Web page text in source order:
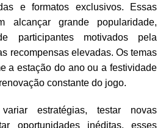
e formatos exclusivos. Essas
alcançar grande popularidade,
participantes motivados pela
recompensas elevadas. Os temas
a estação do ano ou a festividade
constante do jogo.
estratégias, testar novas
oportunidades inéditas, esses